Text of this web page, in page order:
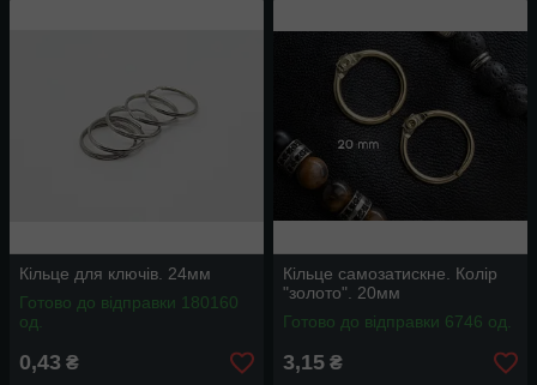
Кільце для ключів. 24мм
Готово до відправки 180160
од.
0,43 ₴
Кільце самозатискне. Колір
"золото". 20мм
Готово до відправки 6746 од.
3,15 ₴